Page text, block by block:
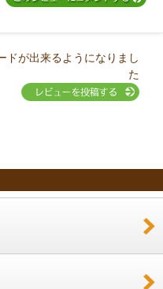
ドが出来るようになりまし
た